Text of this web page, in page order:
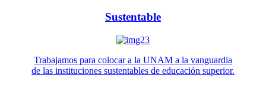
Sustentable
Trabajamos para colocar a la UNAM a la vanguardia
de las instituciones sustentables de educación superior.